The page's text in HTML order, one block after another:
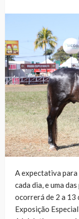
A expectativa para
cada dia, e uma
ocorrerá de 2 a 13
Exposição